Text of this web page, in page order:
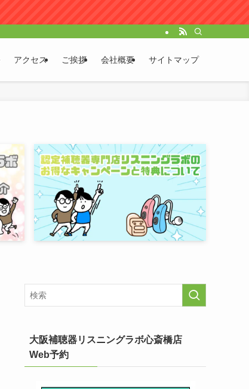
アクセス ご挨拶 会社概要 サイトマップ
大阪補聴器リスニングラボ心斎橋店
Web予約